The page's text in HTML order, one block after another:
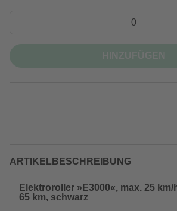
ARTIKELBESCHREIBUNG
Elektroroller »E3000«, max. 25
65 km, schwarz